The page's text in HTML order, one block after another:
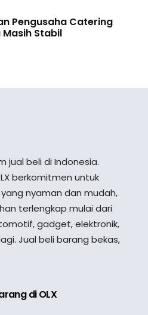
Pengusaha Catering
Stabil
jual beli di Indonesia.
berkomitmen untuk
nyaman dan mudah,
terlengkap mulai dari
gadget, elektronik,
Jual beli barang bekas,
di OLX